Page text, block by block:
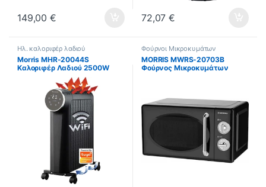
149,00€ 72,07€
Ηλ. καλοριφέρ λαδιού
Morris MHR-20044S
Καλοριφέρ Λαδιού 2500W
(ΕΩΣ 12 ΔΟΣΕΙΣ)
Φούρνοι Μικροκυμάτων
MORRIS MWRS-20703B
Φούρνος Μικροκυμάτων